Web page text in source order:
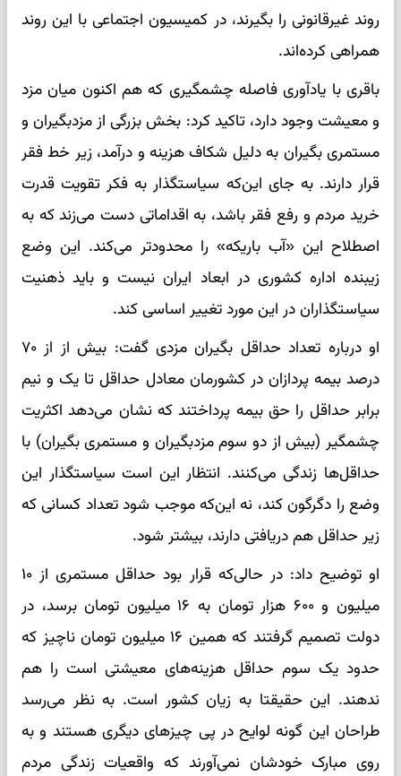
روند غیرقانونی را بگیرند، در کمیسیون اجتماعی با این روند
همراهی کرده‌اند.
باقری با یادآوری فاصله چشمگیری که هم اکنون میان مزد
و معیشت وجود دارد، تاکید کرد: بخش بزرگی از مزدبگیران و
مستمری بگیران به دلیل شکاف هزینه و درآمد، زیر خط فقر
قرار دارند. به جای این‌که سیاستگذار به فکر تقویت قدرت
خرید مردم و رفع فقر باشد، به اقداماتی دست می‌زند که به
اصطلاح این «آب باریکه» را محدودتر می‌کند. این وضع
زیبنده اداره کشوری در ابعاد ایران نیست و باید ذهنیت
سیاستگذاران در این مورد تغییر اساسی کند.
او درباره تعداد حداقل بگیران مزدی گفت: بیش از از ۷۰
درصد بیمه پردازان در کشورمان معادل حداقل تا یک و نیم
برابر حداقل را حق بیمه پرداختند که نشان می‌دهد اکثریت
چشمگیر (بیش از دو سوم مزدبگیران و مستمری بگیران) با
حداقل‌ها زندگی می‌کنند. انتظار این است سیاستگذار این
وضع را دگرگون کند، نه این‌که موجب شود تعداد کسانی که
زیر حداقل هم دریافتی دارند، بیشتر شود.
او توضیح داد: در حالی‌که قرار بود حداقل مستمری از ۱۰
میلیون و ۶۰۰ هزار تومان به ۱۶ میلیون تومان برسد، در
دولت تصمیم گرفتند که همین ۱۶ میلیون تومان ناچیز که
حدود یک سوم حداقل هزینه‌های معیشتی است را هم
ندهند. این حقیقتا به زیان کشور است. به نظر می‌رسد
طراحان این گونه لوایح در پی چیزهای دیگری هستند و به
روی مبارک خودشان نمی‌آورند که واقعیات زندگی مردم